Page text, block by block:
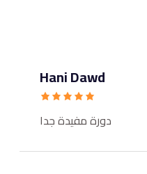
Hani Dawd
دورة مفيدة جدا